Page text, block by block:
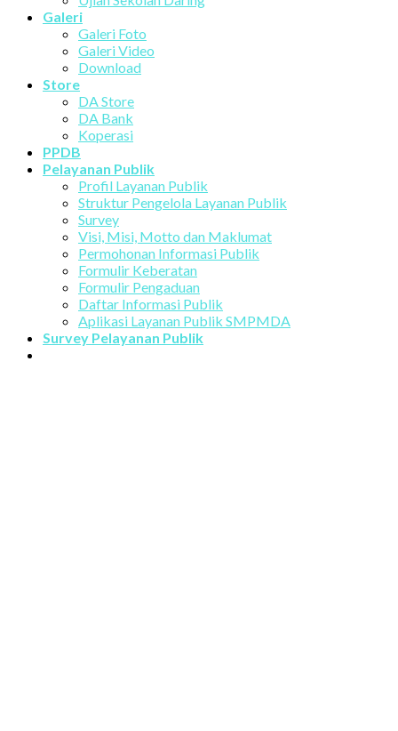
Galeri
Galeri Foto
Galeri Video
Download
Store
DA Store
DA Bank
Koperasi
PPDB
Pelayanan Publik
Profil Layanan Publik
Struktur Pengelola Layanan Publik
Survey
Visi, Misi, Motto dan Maklumat
Permohonan Informasi Publik
Formulir Keberatan
Formulir Pengaduan
Daftar Informasi Publik
Aplikasi Layanan Publik SMPMDA
Survey Pelayanan Publik